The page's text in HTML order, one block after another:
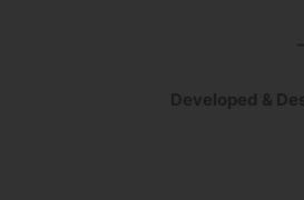
Developed &